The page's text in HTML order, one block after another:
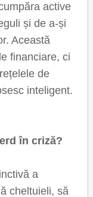
active
și de a-și
Această
financiare, ci
de
inteligent.
în criză?
a
cheltuieli, să